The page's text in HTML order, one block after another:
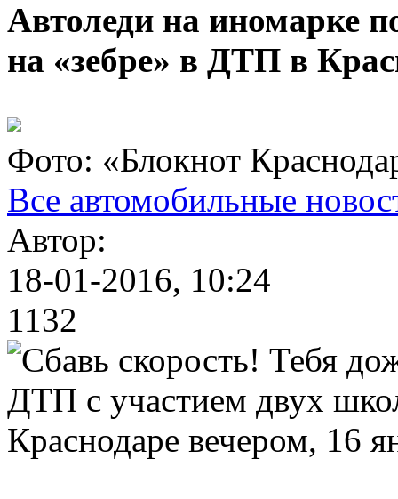
Автоледи на иномарке
на «зебре» в ДТП в
Фото: «Блокнот
Все автомобильные
Автор:
18-01-2016, 10:24
1132
ДТП с участием двух
Краснодаре вечером, 16